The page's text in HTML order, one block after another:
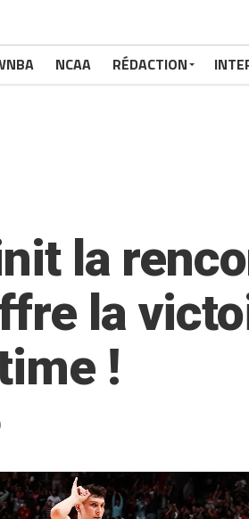
NCAA RÉDACTION
la
la
!